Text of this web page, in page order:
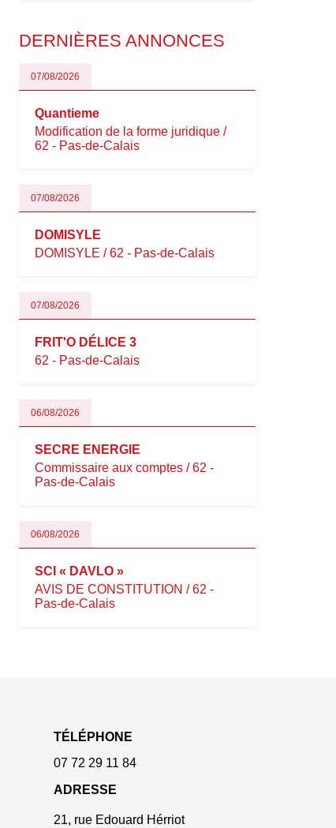
évoluent dans un contexte de contrôle
oblige les indépendants à rester
particulièrement vigilants.
DERNIÈRES ANNONCES
07/08/2026
Quantieme
Modification de la forme juridique /
62 - Pas-de-Calais
07/08/2026
DOMISYLE
DOMISYLE / 62 - Pas-de-Calais
07/08/2026
FRIT'O DÉLICE 3
62 - Pas-de-Calais
06/08/2026
SECRE ENERGIE
Commissaire aux comptes / 62 -
Pas-de-Calais
06/08/2026
SCI « DAVLO »
AVIS DE CONSTITUTION / 62 -
Pas-de-Calais
TÉLÉPHONE
07 72 29 11 84
ADRESSE
21, rue Edouard Hérriot